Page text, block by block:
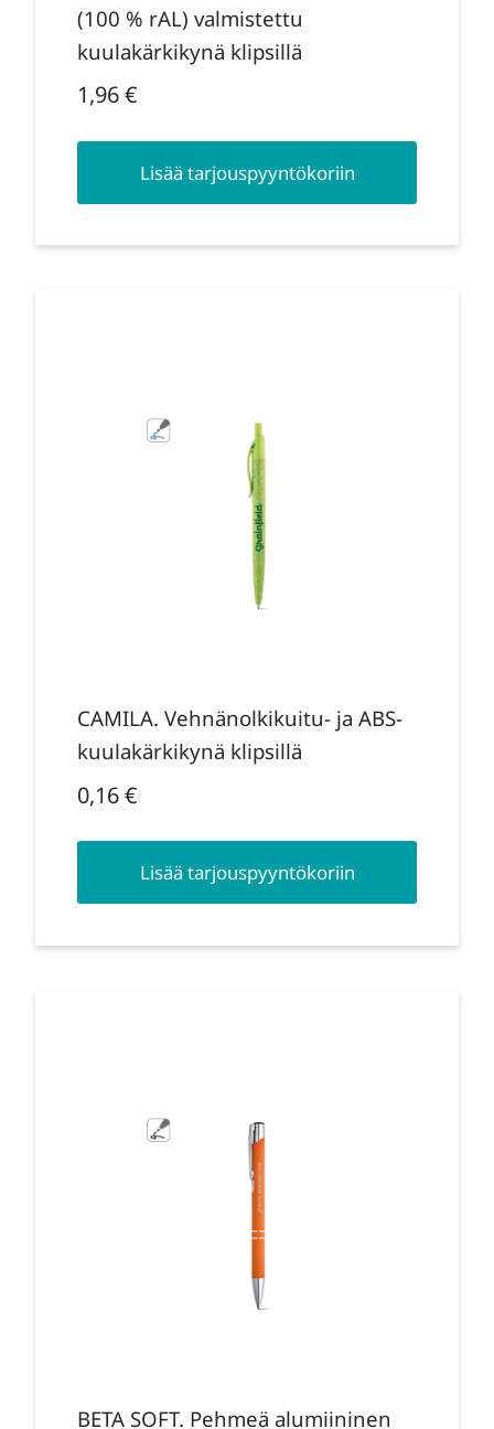
(100 % rAL) valmistettu
kuulakärkikynä klipsillä
1,96€
Lisää tarjouspyyntökoriin
CAMILA. Vehnänolkikuitu- ja ABS-
kuulakärkikynä klipsillä
0,16€
Lisää tarjouspyyntökoriin
BETA SOFT. Pehmeä alumiininen